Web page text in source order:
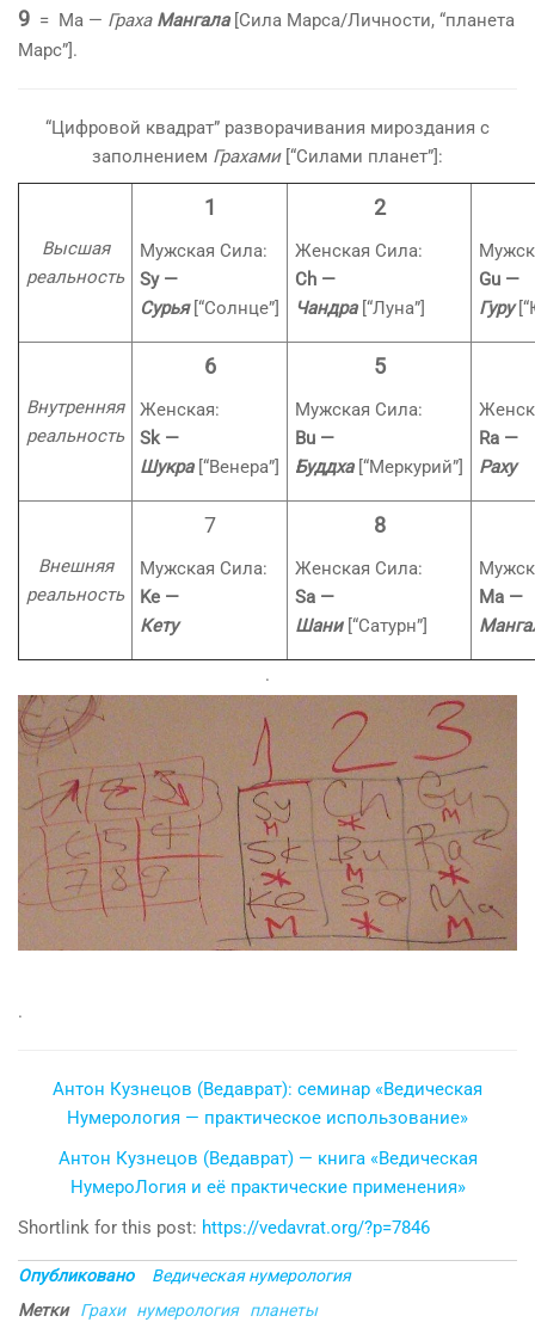
9 = Ma — Граха Мангала[Сила Марса/Личности, “планета
Марс”].
“Цифровой квадрат” разворачивания мироздания с
заполнением Грахами[“Силами планет”]:
Высшая
реальность
1
Мужская Сила:
Sy —
Сурья [“Солнце”]
2
Женская Сила:
Ch —
Чандра [“Луна”]
Gu —
Гуру
Внутренняя
реальность
6
Женская:
Sk —
Шукра [“Венера”]
5
Мужская Сила:
Bu —
Буддха [“Меркурий”]
Ra —
Раху
Внешняя
реальность
7
Мужская Сила:
Ke —
Кету
8
Женская Сила:
Sa —
Шани [“Сатурн”]
Ma —
.
.
Антон Кузнецов (Ведаврат): семинар «Ведическая
Нумерология — практическое использование»
Антон Кузнецов (Ведаврат) — книга «Ведическая
НумероЛогия и её практические применения»
Shortlink for this post: https://vedavrat.org/?p=7846
Опубликовано
Ведическая нумерология
Метки
Грахи нумерология планеты